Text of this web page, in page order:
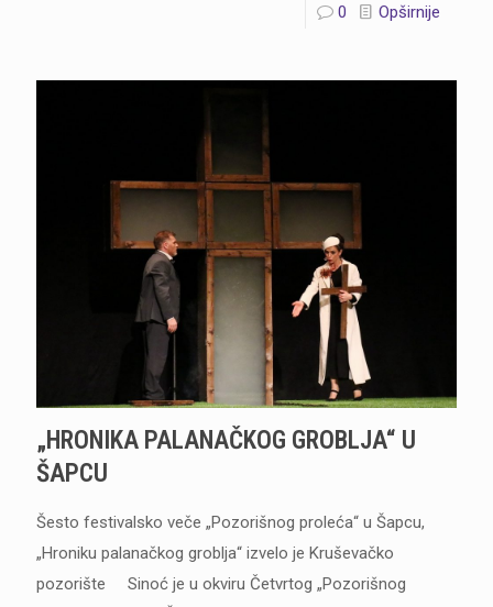
0 Opširnije
„HRONIKA PALANAČKOG GROBLJA“ U
ŠAPCU
Šesto festivalsko veče „Pozorišnog proleća“ u Šapcu,
„Hroniku palanačkog groblja“ izvelo je Kruševačko
pozorište Sinoć je u okviru Četvrtog „Pozorišnog